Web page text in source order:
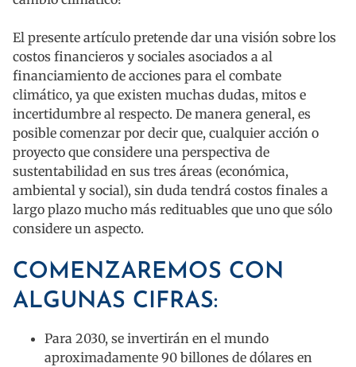
El presente artículo pretende dar una visión sobre los
costos financieros y sociales asociados a al
financiamiento de acciones para el combate
climático, ya que existen muchas dudas, mitos e
incertidumbre al respecto. De manera general, es
posible comenzar por decir que, cualquier acción o
proyecto que considere una perspectiva de
sustentabilidad en sus tres áreas (económica,
ambiental y social), sin duda tendrá costos finales a
largo plazo mucho más redituables que uno que sólo
considere un aspecto.
COMENZAREMOS CON
ALGUNAS CIFRAS:
Para 2030, se invertirán en el mundo
aproximadamente 90 billones de dólares en